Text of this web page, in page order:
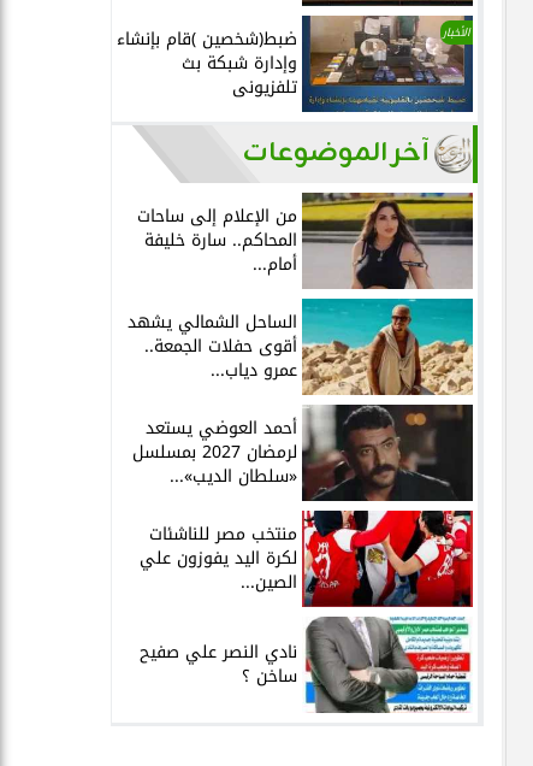
الأخبار ضبط(شخصين )قام بإنشاء
وإدارة شبكة بث
تلفزيونى
آخر الموضوعات
من الإعلام إلى ساحات
المحاكم.. سارة خليفة
أمام...
الساحل الشمالي يشهد
أقوى حفلات الجمعة..
عمرو دياب...
أحمد العوضي يستعد
لرمضان 2027 بمسلسل
«سلطان الديب»...
منتخب مصر للناشئات
لكرة اليد يفوزون علي
الصين...
نادي النصر علي صفيح
ساخن ؟